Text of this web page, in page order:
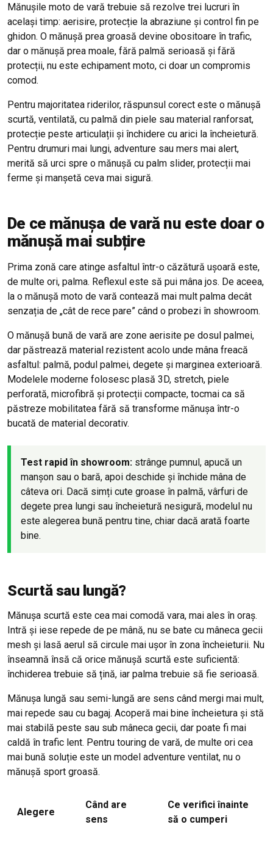
Mănușile moto de vară trebuie să rezolve trei lucruri în
același timp: aerisire, protecție la abraziune și control fin pe
ghidon. O mănușă prea groasă devine obositoare în trafic,
dar o mănușă prea moale, fără palmă serioasă și fără
protecții, nu este echipament moto, ci doar un compromis
comod.
Pentru majoritatea riderilor, răspunsul corect este o mănușă
scurtă, ventilată, cu palmă din piele sau material ranforsat,
protecție peste articulații și închidere cu arici la încheietură.
Pentru drumuri mai lungi, adventure sau mers mai alert,
merită să urci spre o mănușă cu palm slider, protecții mai
ferme și manșetă ceva mai sigură.
De ce mănușa de vară nu este doar o
mănușă mai subțire
Prima zonă care atinge asfaltul într-o căzătură ușoară este,
de multe ori, palma. Reflexul este să pui mâna jos. De aceea,
la o mănușă moto de vară contează mai mult palma decât
senzația de „cât de rece pare” când o probezi în showroom.
O mănușă bună de vară are zone aerisite pe dosul palmei,
dar păstrează material rezistent acolo unde mâna freacă
asfaltul: palmă, podul palmei, degete și marginea exterioară.
Modelele moderne folosesc plasă 3D, stretch, piele
perforată, microfibră și protecții compacte, tocmai ca să
păstreze mobilitatea fără să transforme mănușa într-o
bucată de material decorativ.
Test rapid în showroom: strânge pumnul, apucă un
manșon sau o bară, apoi deschide și închide mâna de
câteva ori. Dacă simți cute groase în palmă, vârfuri de
degete prea lungi sau încheietură nesigură, modelul nu
este alegerea bună pentru tine, chiar dacă arată foarte
bine.
Scurtă sau lungă?
Mănușa scurtă este cea mai comodă vara, mai ales în oraș.
Intră și iese repede de pe mână, nu se bate cu mâneca gecii
mesh și lasă aerul să circule mai ușor în zona încheieturii. Nu
înseamnă însă că orice mănușă scurtă este suficientă:
închiderea trebuie să țină, iar palma trebuie să fie serioasă.
Mănușa lungă sau semi-lungă are sens când mergi mai mult,
mai repede sau cu bagaj. Acoperă mai bine încheietura și stă
mai stabilă peste sau sub mâneca gecii, dar poate fi mai
caldă în trafic lent. Pentru touring de vară, de multe ori cea
mai bună soluție este un model adventure ventilat, nu o
mănușă sport groasă.
Alegere
Când are
sens
Ce verifici înainte
să o cumperi